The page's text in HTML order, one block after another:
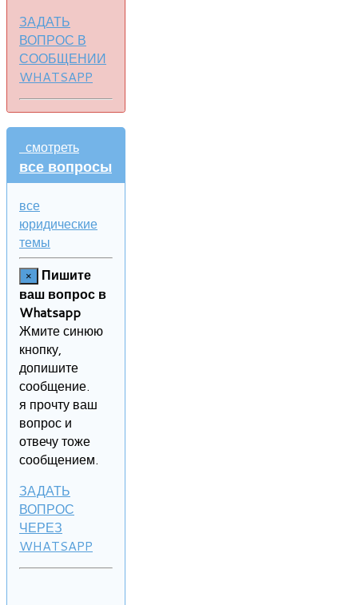
ЗАДАТЬ
ВОПРОС В
СООБЩЕНИИ
WHATSAPP
смотреть
все вопросы
все
юридические
темы
×
Пишите
ваш вопрос в
Whatsapp
Жмите синюю
кнопку,
допишите
сообщение.
я прочту ваш
вопрос и
отвечу тоже
сообщением.
ЗАДАТЬ
ВОПРОС
ЧЕРЕЗ
WHATSAPP